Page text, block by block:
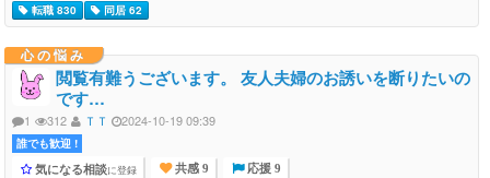
転職 830 同居 62
心の悩み
閲覧有難うございます。 友人夫婦のお誘いを断りたいの
です…
1 312 ＴＴ 2024-10-19 09:39
誰でも歓迎 !
気になる相談に登録 共感 9 応援 9